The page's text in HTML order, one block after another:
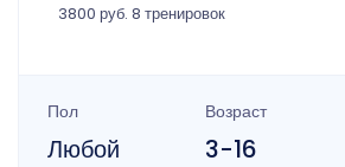
3800 руб. 8 тренировок
Пол
Любой
Возраст
3-16